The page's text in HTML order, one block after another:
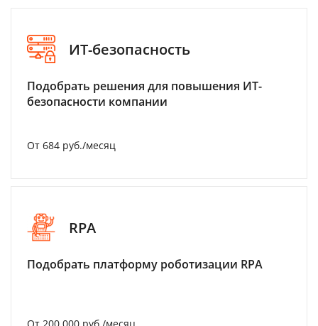
ИТ-безопасность
Подобрать решения для повышения ИТ-
безопасности компании
От 684 руб./месяц
RPA
Подобрать платформу роботизации RPA